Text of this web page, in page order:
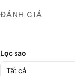
ĐÁNH GIÁ
Lọc sao